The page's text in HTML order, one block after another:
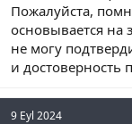
Пожалуйста,
основывается на
не могу
и достоверность
9 Eyl 2024